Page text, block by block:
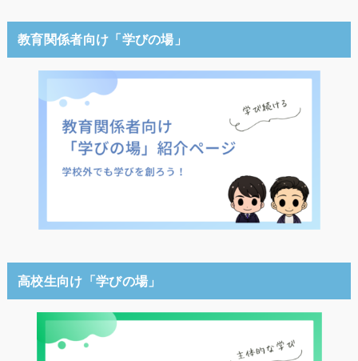
教育関係者向け「学びの場」
高校生向け「学びの場」